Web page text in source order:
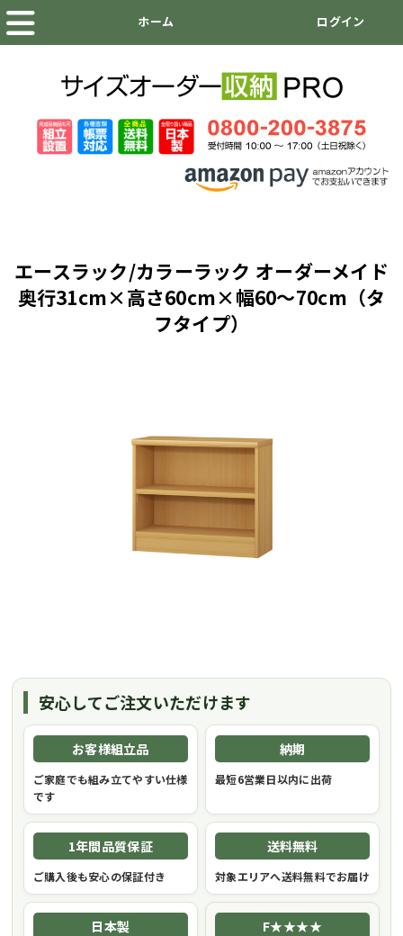
エースラック/カラーラック オーダーメイド
奥行31cm×高さ60cm×幅60～70cm（タ
フタイプ）
安心してご注文いただけます
お客様組立品
ご家庭でも組み立てやすい仕様
です
納期
最短6営業日以内に出荷
1年間品質保証
ご購入後も安心の保証付き
送料無料
対象エリアへ送料無料でお届け
日本製 F★★★★